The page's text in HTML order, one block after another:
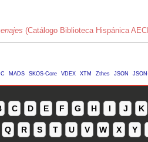
(Catálogo Biblioteca Hispánica
MADS SKOS-Core VDEX XTM Zthes JSON
C D E F G H I J K
Q R S T U V W X Y